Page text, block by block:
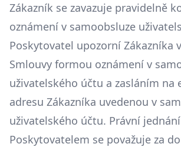
Zákazník se zavazuje pravidelně
oznámení v samoobsluze
Poskytovatel upozorní Zákazníka
Smlouvy formou oznámení v
uživatelského účtu a zasláním na
adresu Zákazníka uvedenou v
uživatelského účtu. Právní
Poskytovatelem se považuje za